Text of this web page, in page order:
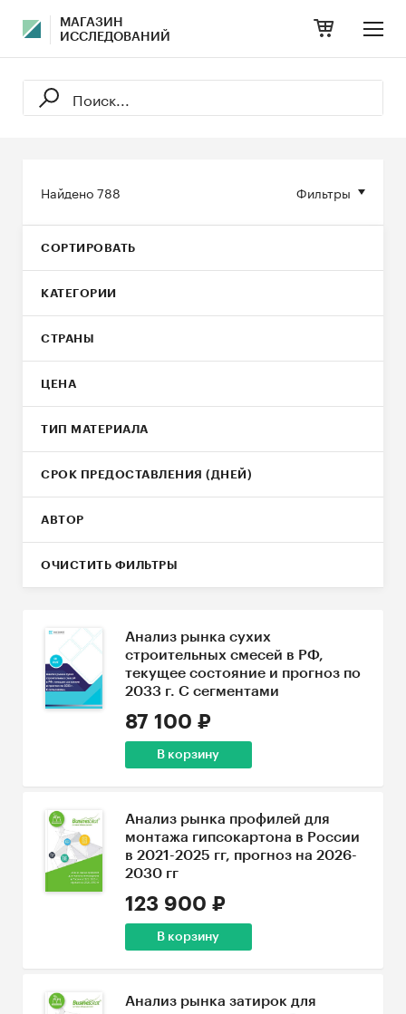
МАГАЗИН
ИССЛЕДОВАНИЙ
Фильтры
Найдено788
СОРТИРОВАТЬ
КАТЕГОРИИ
СТРАНЫ
ЦЕНА
ТИП МАТЕРИАЛА
СРОК ПРЕДОСТАВЛЕНИЯ (ДНЕЙ)
АВТОР
ОЧИСТИТЬ ФИЛЬТРЫ
Анализ рынка сухих
строительных смесей в РФ,
текущее состояние и прогноз по
2033 г. С сегментами
87 100 ₽
В корзину
Анализ рынка профилей для
монтажа гипсокартона в России
в 2021-2025 гг, прогноз на 2026-
2030 гг
123 900 ₽
В корзину
Анализ рынка затирок для